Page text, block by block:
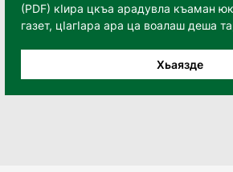
(PDF) кӀира цкъа арадувла къаман
газет, цӀагӀара ара ца воалаш деша
Хьаязде